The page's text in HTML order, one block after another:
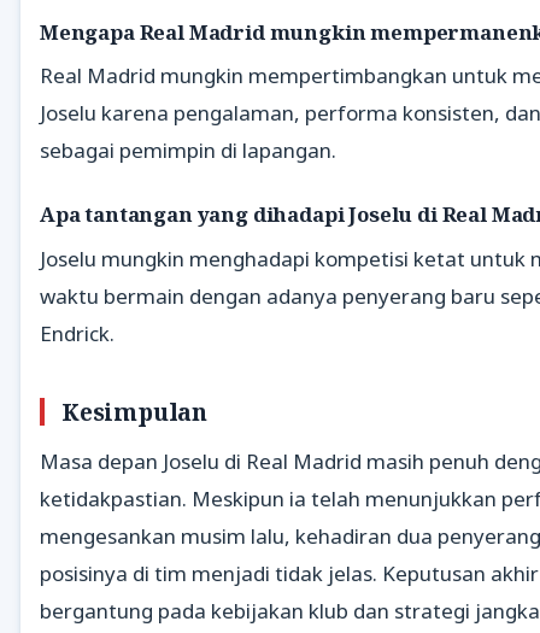
Mengapa Real Madrid mungkin
Real Madrid mungkin mempertimbangkan untuk
Joselu karena pengalaman, performa konsisten,
sebagai pemimpin di lapangan.
Apa tantangan yang dihadapi Joselu di Real
Joselu mungkin menghadapi kompetisi ketat untuk
waktu bermain dengan adanya penyerang baru
Endrick.
Kesimpulan
Masa depan Joselu di Real Madrid masih penuh
ketidakpastian. Meskipun ia telah menunjukkan
mengesankan musim lalu, kehadiran dua
posisinya di tim menjadi tidak jelas. Keputusan
bergantung pada kebijakan klub dan strategi